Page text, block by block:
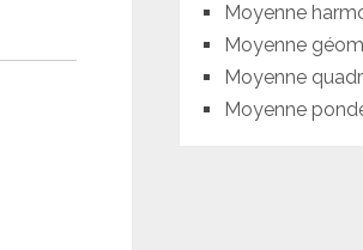
Moyenne
Moyenne
Moyenne
Moyenne